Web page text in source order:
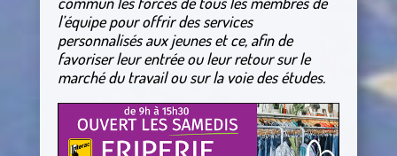
l’équipe pour offrir des services
personnalisés aux jeunes et ce, afin de
favoriser leur entrée ou leur retour sur le
marché du travail ou sur la voie des études.